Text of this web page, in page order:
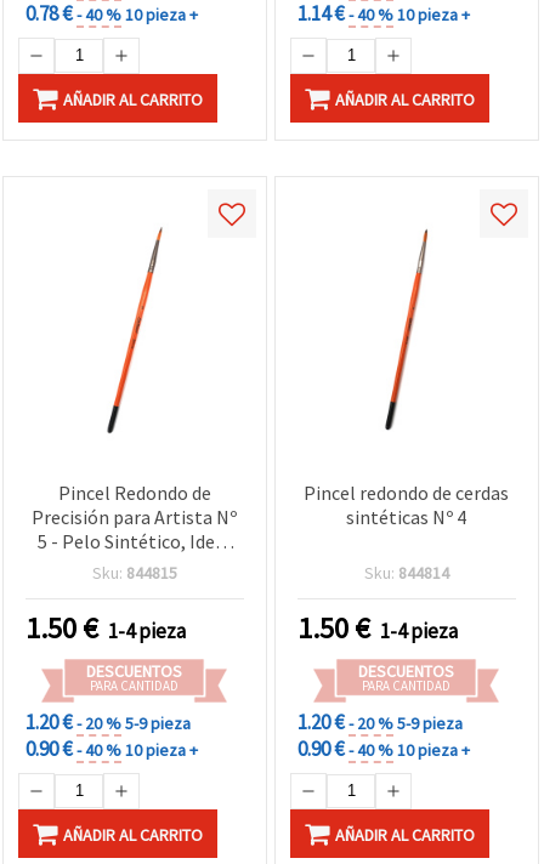
0.78 €- 40 %10 pieza +
AÑADIR AL CARRITO
1.14 €- 40 %10 pieza +
AÑADIR AL CARRITO
Pincel Redondo de
Precisión para Artista Nº
5 - Pelo Sintético, Ideal
para Detalles Finos
Sku: 844815
1.50€ 1-4 pieza
DESCUENTOS
PARA CANTIDAD
1.20 €- 20 %5-9 pieza
0.90 €- 40 %10 pieza +
AÑADIR AL CARRITO
Pincel redondo de cerdas
sintéticas Nº 4
Sku: 844814
1.50€ 1-4 pieza
DESCUENTOS
PARA CANTIDAD
1.20 €- 20 %5-9 pieza
0.90 €- 40 %10 pieza +
AÑADIR AL CARRITO